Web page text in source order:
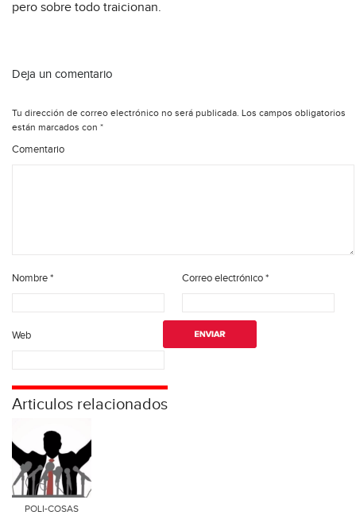
pero sobre todo traicionan.
Deja un comentario
Tu dirección de correo electrónico no será publicada. Los campos obligatorios
están marcados con *
Comentario
Nombre* Correo electrónico*
Web
Articulos relacionados
POLI-COSAS